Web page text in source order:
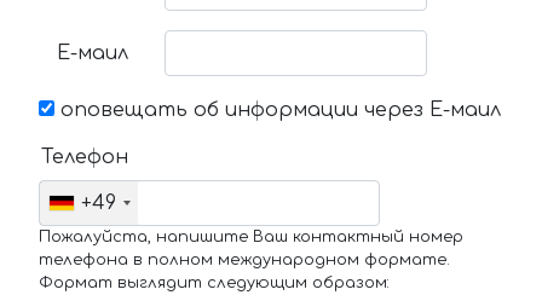
Е-маил
оповещать об информации через Е-маил
Телефон
+49
Пожалуйста, напишите Ваш контактный номер
телефона в полном международном формате.
Формат выглядит следующим образом: